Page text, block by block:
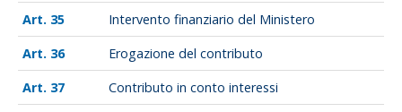
35
Intervento finanziario del Ministero
36
Erogazione del contributo
37
Contributo in conto interessi